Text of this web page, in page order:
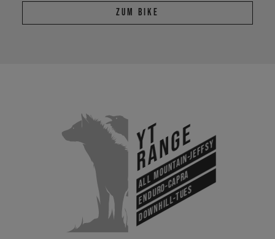
Zum Bike
YT
Range
All Mountain-Jeffsy
Enduro-Capra
Downhill-Tues